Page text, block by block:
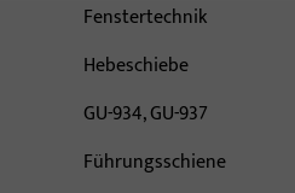
Fenstertechnik
Hebeschiebe
GU-934, GU-937
Führungsschiene